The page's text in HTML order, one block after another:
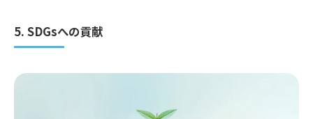
5. SDGsへの貢献